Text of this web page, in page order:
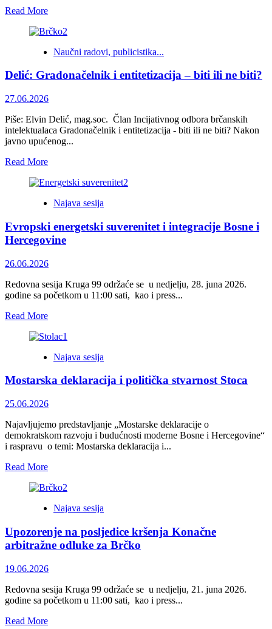
Read MoreRead
about
OPEN
TO
INTERNATIONAL
Circele
99
Naučni radovi, publicistika...
Delić: Gradonačelnik i entitetizacija – biti ili ne biti?
27.06.2026
Piše: Elvin Delić, mag.soc. Član Incijativnog odbora brčanskih
intelektualaca Gradonačelnik i entitetizacija - biti ili ne biti? Nakon
javno upućenog...
Read MoreRead
about
Gradonačelnik
entitetizacija
–
biti
ili
ne
biti?
Najava sesija
Evropski energetski suverenitet i integracije Bosne i
Hercegovine
26.06.2026
Redovna sesija Kruga 99 održaće se u nedjelju, 28. juna 2026.
godine sa početkom u 11:00 sati, kao i press...
Read MoreRead
about
energetski
i
Bosne
Hercegovine
Najava sesija
Mostarska deklaracija i politička stvarnost Stoca
25.06.2026
Najavljujemo predstavljanje „Mostarske deklaracije o
demokratskom razvoju i budućnosti moderne Bosne i Hercegovine“
i raspravu o temi: Mostarska deklaracija i...
Read MoreRead
about
deklaracija
politička
stvarnost
Stoca
Najava sesija
Upozorenje na posljedice kršenja Konačne
arbitražne odluke za Brčko
19.06.2026
Redovna sesija Kruga 99 održaće se u nedjelju, 21. juna 2026.
godine sa početkom u 11:00 sati, kao i press...
Read MoreRead